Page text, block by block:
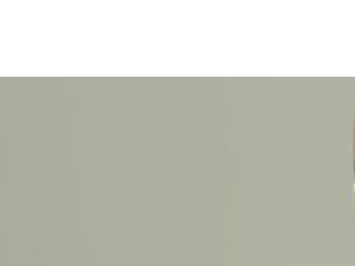
Calle Córdoba 6, 29670, San Pedro